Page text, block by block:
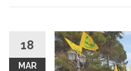
18
MAR